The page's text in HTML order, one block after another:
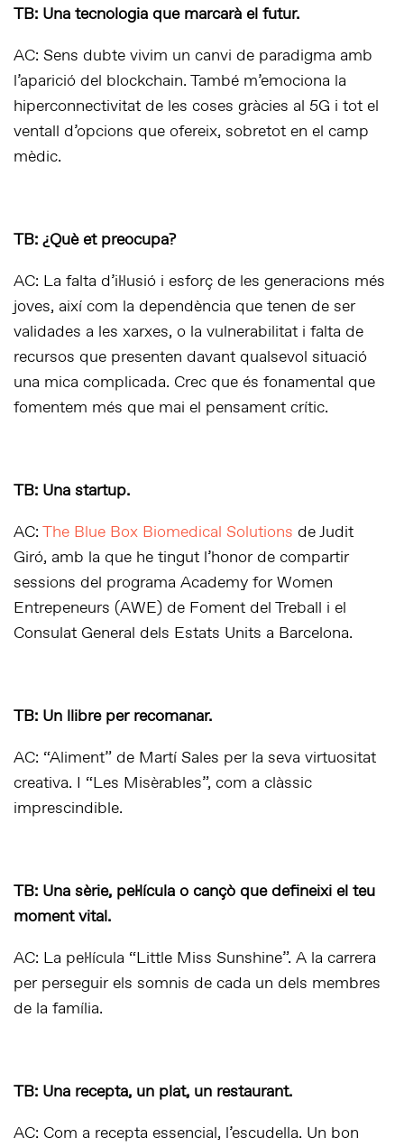
TB: Una tecnologia que marcarà el futur.
AC: Sens dubte vivim un canvi de paradigma amb
l’aparició del blockchain. També m’emociona la
hiperconnectivitat de les coses gràcies al 5G i tot el
ventall d’opcions que ofereix, sobretot en el camp
mèdic.
TB: ¿Què et preocupa?
AC: La falta d’il·lusió i esforç de les generacions més
joves, així com la dependència que tenen de ser
validades a les xarxes, o la vulnerabilitat i falta de
recursos que presenten davant qualsevol situació
una mica complicada. Crec que és fonamental que
fomentem més que mai el pensament crític.
TB: Una startup.
AC: The Blue Box Biomedical Solutions de Judit
Giró, amb la que he tingut l’honor de compartir
sessions del programa Academy for Women
Entrepeneurs (AWE) de Foment del Treball i el
Consulat General dels Estats Units a Barcelona.
TB: Un llibre per recomanar.
AC: “Aliment” de Martí Sales per la seva virtuositat
creativa. I “Les Misèrables”, com a clàssic
imprescindible.
TB: Una sèrie, pel·lícula o cançò que defineixi el teu
moment vital.
AC: La pel·lícula “Little Miss Sunshine”. A la carrera
per perseguir els somnis de cada un dels membres
de la família.
TB: Una recepta, un plat, un restaurant.
AC: Com a recepta essencial, l’escudella. Un bon